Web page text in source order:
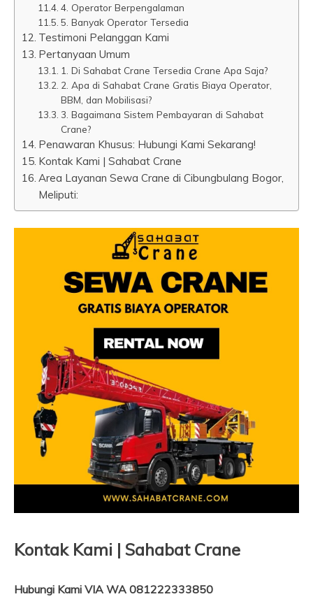
4. Operator Berpengalaman
5. Banyak Operator Tersedia
Testimoni Pelanggan Kami
Pertanyaan Umum
1. Di Sahabat Crane Tersedia Crane Apa Saja?
2. Apa di Sahabat Crane Gratis Biaya Operator,
BBM, dan Mobilisasi?
3. Bagaimana Sistem Pembayaran di Sahabat
Crane?
Penawaran Khusus: Hubungi Kami Sekarang!
Kontak Kami | Sahabat Crane
Area Layanan Sewa Crane di Cibungbulang Bogor,
Meliputi:
Kontak Kami | Sahabat Crane
Hubungi Kami VIA WA 081222333850